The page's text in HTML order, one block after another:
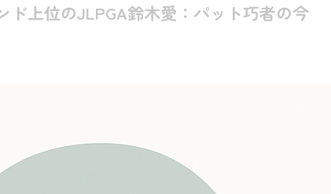
ド上位のJLPGA鈴木愛：パット巧者の今